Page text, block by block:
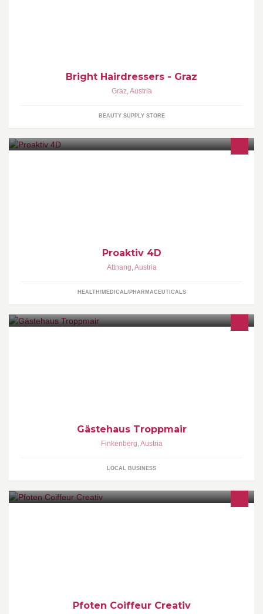
Bright Hairdressers - Graz
Graz,Austria
BEAUTY SUPPLY STORE
Proaktiv 4D
Attnang,Austria
HEALTH/MEDICAL/PHARMACEUTICALS
Gästehaus Troppmair
Finkenberg,Austria
LOCAL BUSINESS
Pfoten Coiffeur Creativ